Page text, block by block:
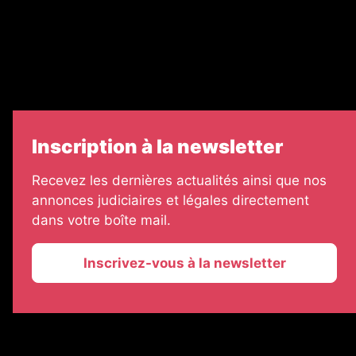
Inscription à la newsletter
Recevez les dernières actualités ainsi que nos
annonces judiciaires et légales directement
dans votre boîte mail.
Inscrivez-vous à la newsletter